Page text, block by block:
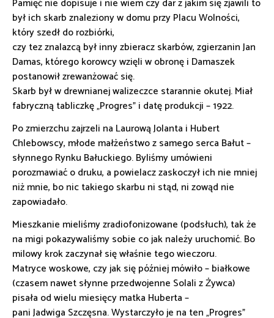
Pamięć nie dopisuje i nie wiem czy dar z jakim się zjawili to
był ich skarb znaleziony w domu przy Placu Wolności,
który szedł do rozbiórki,
czy tez znalazcą był inny zbieracz skarbów, zgierzanin Jan
Damas, którego korowcy wzięli w obronę i Damaszek
postanowił zrewanżować się.
Skarb był w drewnianej walizeczce starannie okutej. Miał
fabryczną tabliczkę „Progres” i datę produkcji – 1922.
Po zmierzchu zajrzeli na Laurową Jolanta i Hubert
Chlebowscy, młode małżeństwo z samego serca Bałut –
słynnego Rynku Bałuckiego. Byliśmy umówieni
porozmawiać o druku, a powielacz zaskoczył ich nie mniej
niż mnie, bo nic takiego skarbu ni stąd, ni zowąd nie
zapowiadało.
Mieszkanie mieliśmy zradiofonizowane (podsłuch), tak że
na migi pokazywaliśmy sobie co jak należy uruchomić. Bo
milowy krok zaczynał się właśnie tego wieczoru.
Matryce woskowe, czy jak się później mówiło – białkowe
(czasem nawet słynne przedwojenne Solali z Żywca)
pisała od wielu miesięcy matka Huberta –
pani Jadwiga Szczęsna. Wystarczyło je na ten „Progres”